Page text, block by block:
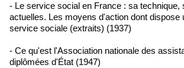
- Le service social en France : sa technique,
actuelles. Les moyens d'action dont dispose
service sociale (extraits) (1937)
- Ce qu'est l'Association nationale des
diplômées d'État (1947)